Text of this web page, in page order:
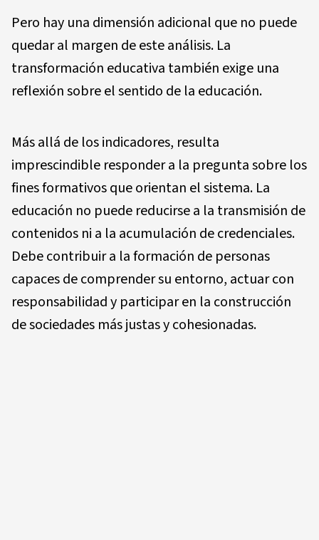
Pero hay una dimensión adicional que no puede
quedar al margen de este análisis. La
transformación educativa también exige una
reflexión sobre el sentido de la educación.
Más allá de los indicadores, resulta
imprescindible responder a la pregunta sobre los
fines formativos que orientan el sistema. La
educación no puede reducirse a la transmisión de
contenidos ni a la acumulación de credenciales.
Debe contribuir a la formación de personas
capaces de comprender su entorno, actuar con
responsabilidad y participar en la construcción
de sociedades más justas y cohesionadas.